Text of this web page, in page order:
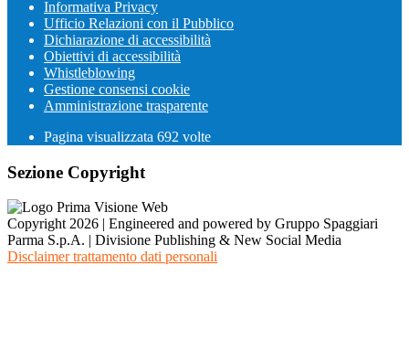
Informativa Privacy
Ufficio Relazioni con il Pubblico
Dichiarazione di accessibilità
Obiettivi di accessibilità
Whistleblowing
Gestione consensi cookie
Amministrazione trasparente
Pagina visualizzata 692 volte
Sezione Copyright
Copyright 2026 | Engineered and powered by Gruppo Spaggiari
Parma S.p.A. | Divisione Publishing & New Social Media
Disclaimer trattamento dati personali